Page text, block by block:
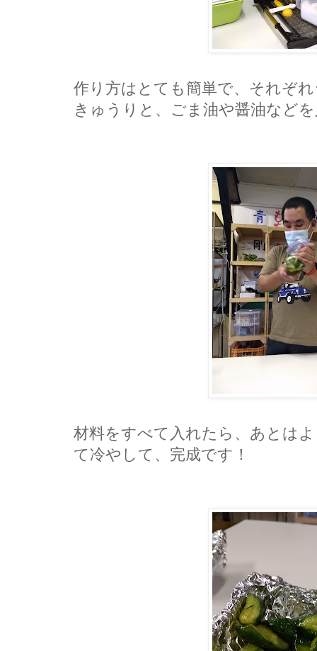
作り方はとても簡単で、それぞ
きゅうりと、ごま油や醤油など
材料をすべて入れたら、あとは
て冷やして、完成です！